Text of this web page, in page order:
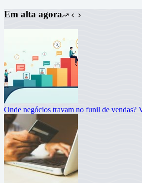
Em alta agora
Onde negócios travam no funil de vendas?